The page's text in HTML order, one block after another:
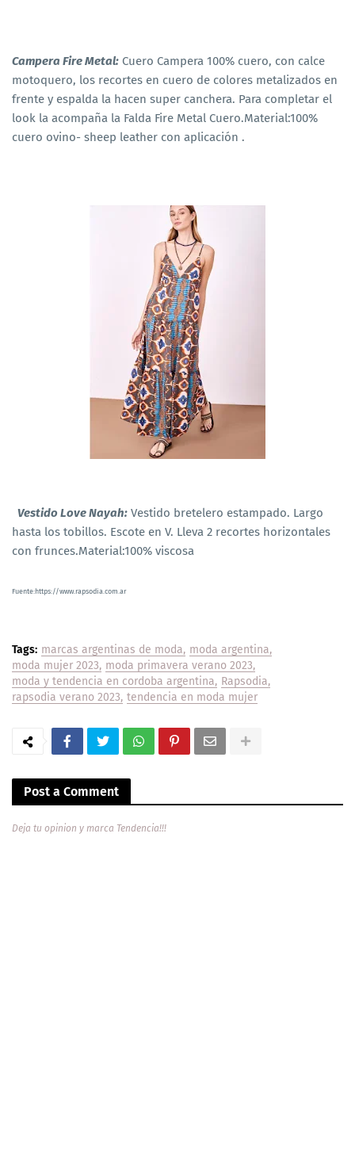
Campera Fire Metal: Cuero Campera 100% cuero, con calce
motoquero, los recortes en cuero de colores metalizados en
frente y espalda la hacen super canchera. Para completar el
look la acompaña la Falda Fire Metal Cuero.Material:100%
cuero ovino- sheep leather con aplicación .
Vestido Love Nayah: Vestido bretelero estampado. Largo
hasta los tobillos. Escote en V. Lleva 2 recortes horizontales
con frunces.Material:100% viscosa
Fuente:https://www.rapsodia.com.ar
Tags: marcas argentinas de moda moda argentina
moda mujer 2023 moda primavera verano 2023
moda y tendencia en cordoba argentina Rapsodia
rapsodia verano 2023 tendencia en moda mujer
Post a Comment
Deja tu opinion y marca Tendencia!!!